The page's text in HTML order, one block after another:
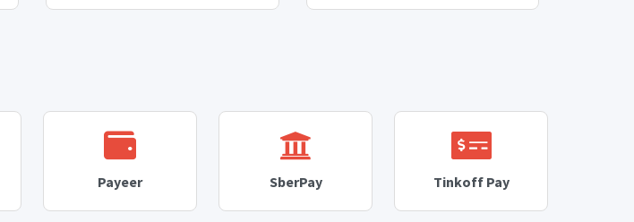
Payeer SberPay Tinkoff Pay